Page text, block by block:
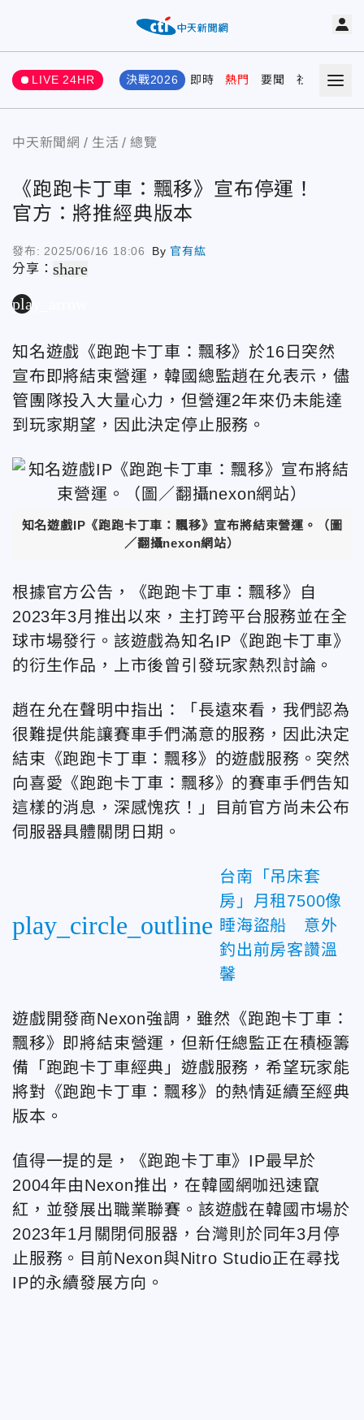
LIVE 24HR 決戰2026 即時 熱門 要聞 社會 娛樂
中天新聞網 生活 總覽
《跑跑卡丁車：飄移》宣布停運！
官方：將推經典版本
發布: 2025/06/16 18:06 By 官有紘
分享：share
play_arrow
知名遊戲《跑跑卡丁車：飄移》於16日突然
宣布即將結束營運，韓國總監趙在允表示，儘
管團隊投入大量心力，但營運2年來仍未能達
到玩家期望，因此決定停止服務。
知名遊戲IP《跑跑卡丁車：飄移》宣布將結束營運。（圖
／翻攝nexon網站）
根據官方公告，《跑跑卡丁車：飄移》自
2023年3月推出以來，主打跨平台服務並在全
球市場發行。該遊戲為知名IP《跑跑卡丁車》
的衍生作品，上市後曾引發玩家熱烈討論。
趙在允在聲明中指出：「長遠來看，我們認為
很難提供能讓賽車手們滿意的服務，因此決定
結束《跑跑卡丁車：飄移》的遊戲服務。突然
向喜愛《跑跑卡丁車：飄移》的賽車手們告知
這樣的消息，深感愧疚！」目前官方尚未公布
伺服器具體關閉日期。
play_circle_outline
台南「吊床套
房」月租7500像
睡海盜船 意外
釣出前房客讚溫
馨
遊戲開發商Nexon強調，雖然《跑跑卡丁車：
飄移》即將結束營運，但新任總監正在積極籌
備「跑跑卡丁車經典」遊戲服務，希望玩家能
將對《跑跑卡丁車：飄移》的熱情延續至經典
版本。
值得一提的是，《跑跑卡丁車》IP最早於
2004年由Nexon推出，在韓國網咖迅速竄
紅，並發展出職業聯賽。該遊戲在韓國市場於
2023年1月關閉伺服器，台灣則於同年3月停
止服務。目前Nexon與Nitro Studio正在尋找
IP的永續發展方向。